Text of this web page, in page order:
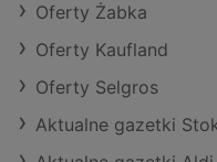
Oferty Żabka
Oferty Kaufland
Oferty Selgros
Aktualne gazetki